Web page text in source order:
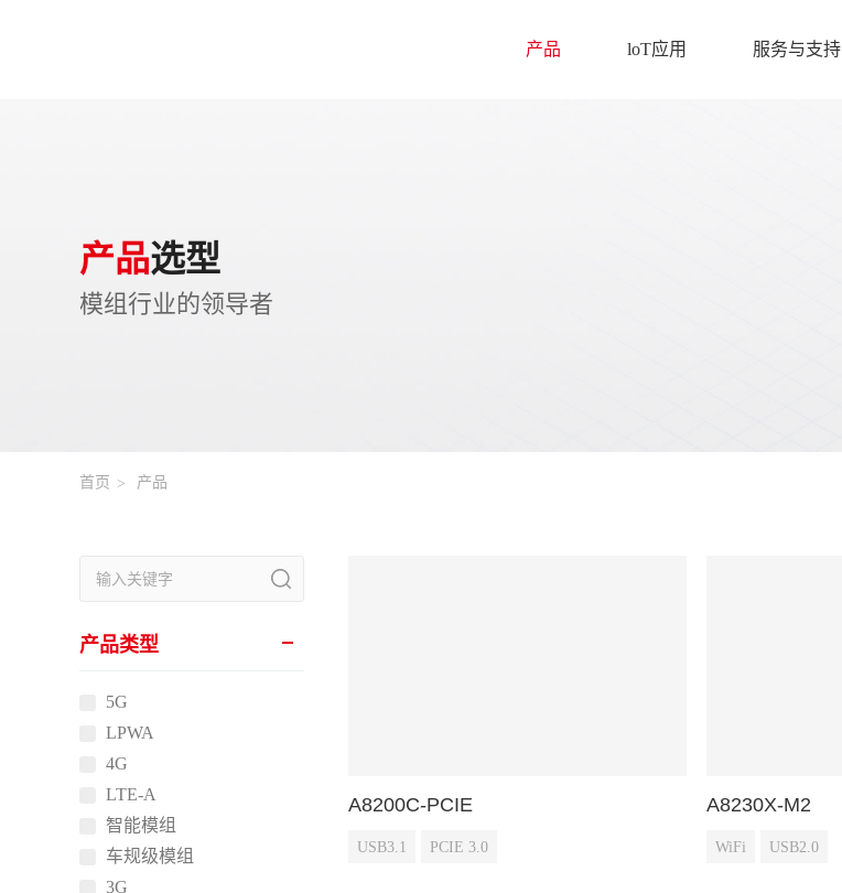
产品 loT应用 服务与支持
产品选型
模组行业的领导者
首页 产品
产品类型
5G
LPWA
4G
LTE-A
智能模组
车规级模组
3G
A8200C-PCIE
USB3.1 PCIE 3.0
A8230X-M2
WiFi USB2.0